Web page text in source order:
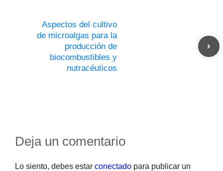
Aspectos del cultivo
de microalgas para la
producción de
biocombustibles y
nutracéuticos
Deja un comentario
Lo siento, debes estar conectado para publicar un